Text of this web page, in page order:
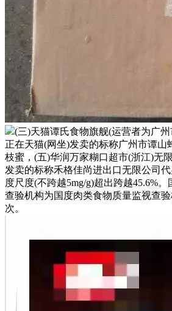
(三)天猫谭氏食物旗舰(运营者为广
正在天猫(网坐)发卖的标称广州市谭山
枝蜜，(五)华润万家糊口超市(浙江)无
发卖的标称禾格佳尚进出口无限公司
度尺度(不跨越5mg/g)超出跨越45.6%。
查验机构为国度肉类食物质量监视查
次。